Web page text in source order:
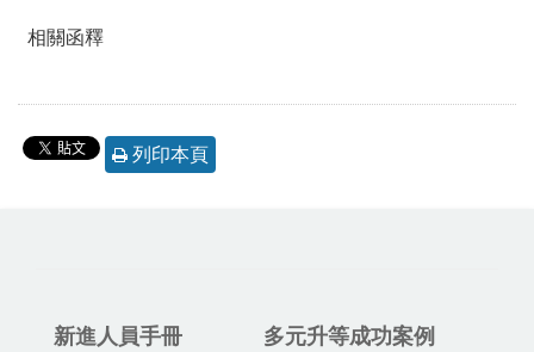
相關函釋
列印本頁
新進人員手冊 多元升等成功案例